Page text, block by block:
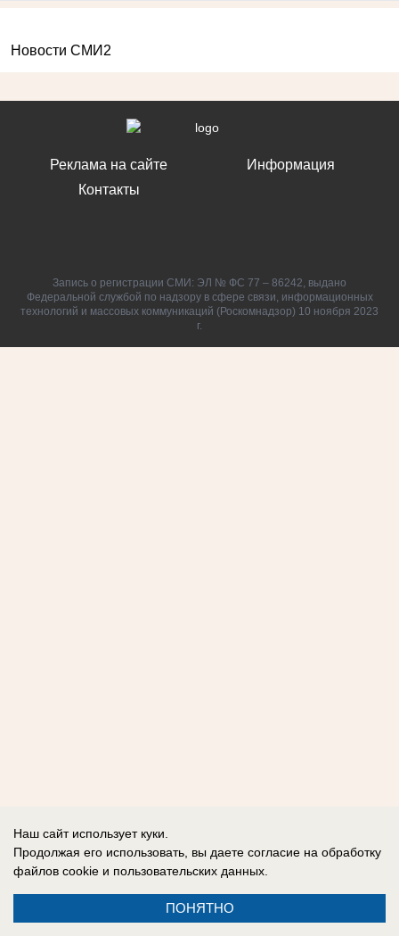
Новости СМИ2
Реклама на сайте
Контакты
Информация
Запись о регистрации СМИ: ЭЛ № ФС 77 – 86242, выдано
Федеральной службой по надзору в сфере связи, информационных
технологий и массовых коммуникаций (Роскомнадзор) 10 ноября 2023
г.
Наш сайт использует куки.
Продолжая его использовать, вы даете согласие на обработку
файлов cookie и пользовательских данных.
ПОНЯТНО